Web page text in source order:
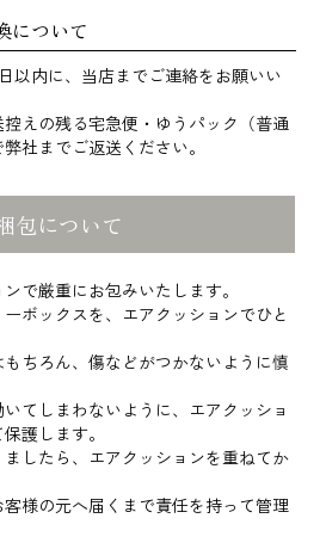
について
以内に、当店までご連絡をお願いい
えの残る宅急便・ゆうパック（普通
社までご返送ください。
包について
で厳重にお包みいたします。
ボックスを、エアクッションでひと
ちろん、傷などがつかないように慎
てしまわないように、エアクッショ
護します。
したら、エアクッションを重ねてか
様の元へ届くまで責任を持って管理